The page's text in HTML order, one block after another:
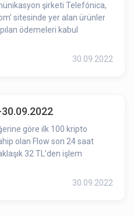
şirketi Telefónica,
sitesinde yer alan ürünler
ödemeleri kabul
30.09.2022
göre ilk 100 kripto
olan Flow son 24 saat
32 TL’den işlem
30.09.2022